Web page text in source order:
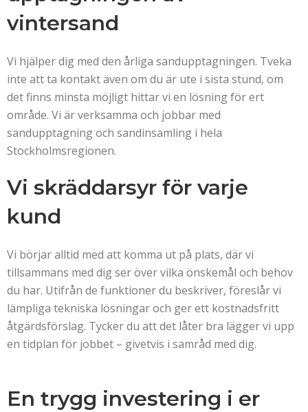
vintersand
Vi hjälper dig med den årliga sandupptagningen. Tveka
inte att ta kontakt även om du är ute i sista stund, om
det finns minsta möjligt hittar vi en lösning för ert
område. Vi är verksamma och jobbar med
sandupptagning och sandinsamling i hela
Stockholmsregionen.
Vi skräddarsyr för varje
kund
Vi börjar alltid med att komma ut på plats, där vi
tillsammans med dig ser över vilka önskemål och behov
du har. Utifrån de funktioner du beskriver, föreslår vi
lämpliga tekniska lösningar och ger ett kostnadsfritt
åtgärdsförslag. Tycker du att det låter bra lägger vi upp
en tidplan för jobbet – givetvis i samråd med dig.
En trygg investering i er